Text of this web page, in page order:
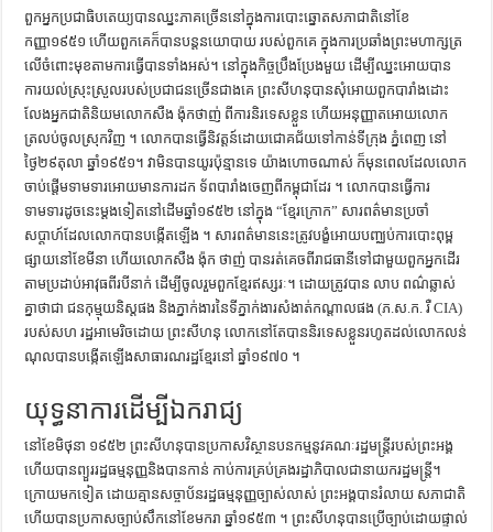
ពួកអ្នកប្រជាធិបតេយ្យបានឈ្នះភាគច្រើននៅក្នុងការបោះឆ្នោតសភាជាតិនៅខែ
កញ្ញា១៩៥១ ហើយពួកគេក៏បានបន្តនយោបាយ របស់ពួកគេ ក្នុងការប្រឆាំងព្រះមហាក្សត្រ
លើចំពោះមុខតាមការធ្វើបានទាំងអស់។ នៅក្នុងកិច្ចប្រឹងប្រែងមួយ ដើម្បីឈ្នះអោយបាន
ការយល់ស្រុះស្រួលរបស់ប្រជាជនច្រើនជាងគេ ព្រះសីហនុបានសុំអោយពួកបារាំងដោះ
លែងអ្នកជាតិនិយមលោកសឺង ង៉ុកថាញ់ ពីការនិរទេសខ្លួន ហើយអនុញ្ញាតអោយលោក
ត្រលប់ចូលស្រុកវិញ ។ លោកបានធ្វើនិវត្តន៍ដោយជោគជ័យទៅកាន់ទីក្រុង ភ្នំពេញ នៅ
ថ្ងៃ២៩តុលា ឆ្នាំ១៩៥១។ វាមិនបានយូរប៉ុន្មានទេ យ៉ាងហោចណាស់ ក៏មុនពេលដែលលោក
ចាប់ផ្ដើមទាមទារអោយមានការដក ទ័ពបារាំងចេញពីកម្ពុជាដែរ ។ លោកបានធ្វើការ
ទាមទារដូចនេះម្ដងទៀតនៅដើមឆ្នាំ១៩៥២ នៅក្នុង “ខ្មែរក្រោក” សារពត៌មានប្រចាំ
សប្ដាហ៍ដែលលោកបានបង្កើតឡើង ។ សារពត៌មាននេះត្រូវបង្ខំអោយបញ្ឈប់ការបោះពុម្ព
ផ្សាយនៅខែមីនា ហើយលោកសឺង ង៉ុក ថាញ់ បានរត់គេចពីរាជធានីទៅជាមួយពួកអ្នកដើរ
តាមប្រដាប់អាវុធពីរបីនាក់ ដើម្បីចូលរួមពួកខ្មែរឥស្សរៈ។ ដោយត្រូវបាន លាប ពណ៌ឆ្លាស់
គ្នាថាជា ជនកុម្មុយនិស្តផង និងភ្នាក់ងារនៃទីភ្នាក់ងារសំងាត់កណ្ដាលផង (ភ.ស.ក. រឺ CIA)
របស់សហ រដ្ឋអាមេរិចដោយ ព្រះសីហនុ លោកនៅតែបាននិរទេសខ្លួនរហូតដល់លោកលន់
ណុលបានបង្កើតឡើងសាធារណរដ្ឋខ្មែរនៅ ឆ្នាំ១៩៧០ ។
យុទ្ធនាការដើម្បីឯករាជ្យ
នៅខែមិថុនា ១៩៥២ ព្រះសីហនុបានប្រកាសវិស្ថានបនកម្មនូវគណៈរដ្ឋមន្ត្រីរបស់ព្រះអង្គ
ហើយបានព្យួររដ្ឋធម្មនុញ្ញនិងបានកាន់ កាប់ការគ្រប់គ្រងរដ្ឋាភិបាលជានាយករដ្ឋមន្ត្រី។
ក្រោយមកទៀត ដោយគ្មានសច្ចាប័នរដ្ឋធម្មនុញ្ញច្បាស់លាស់ ព្រះអង្គបានរំលាយ សភាជាតិ
ហើយបានប្រកាសច្បាប់សឹកនៅខែមករា ឆ្នាំ១៩៥៣ ។ ព្រះសីហនុបានប្រើច្បាប់ដោយផ្ទាល់